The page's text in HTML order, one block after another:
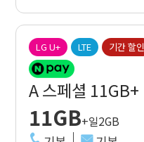
LG U+ LTE 기간 할인
A 스페셜 11GB+
11GB+일2GB